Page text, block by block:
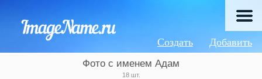
Добавить
Создать
Фото с именем Адам
18 шт.